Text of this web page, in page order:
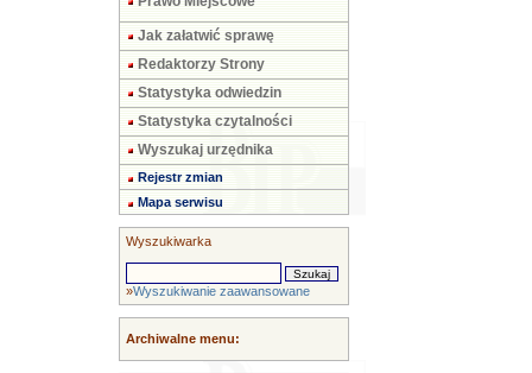
Jak załatwić sprawę
Redaktorzy Strony
Statystyka odwiedzin
Statystyka czytalności
Wyszukaj urzędnika
Rejestr zmian
Mapa serwisu
Wyszukiwarka
»Wyszukiwanie zaawansowane
Archiwalne menu: